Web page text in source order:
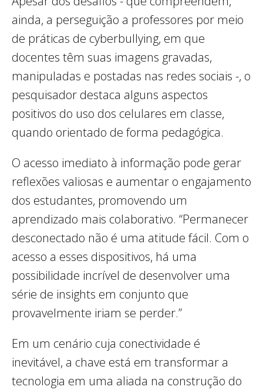
ainda, a perseguição a professores por meio
de práticas de cyberbullying, em que
docentes têm suas imagens gravadas,
manipuladas e postadas nas redes sociais -, o
pesquisador destaca alguns aspectos
positivos do uso dos celulares em classe,
quando orientado de forma pedagógica.
O acesso imediato à informação pode gerar
reflexões valiosas e aumentar o engajamento
dos estudantes, promovendo um
aprendizado mais colaborativo. “Permanecer
desconectado não é uma atitude fácil. Com o
acesso a esses dispositivos, há uma
possibilidade incrível de desenvolver uma
série de insights em conjunto que
provavelmente iriam se perder.”
Em um cenário cuja conectividade é
inevitável, a chave está em transformar a
tecnologia em uma aliada na construção do